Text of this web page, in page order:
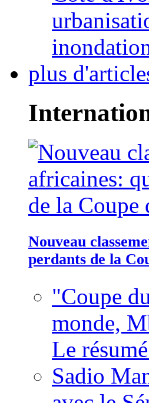
plus
Nouveau
perdants de la
"Coupe
monde,
Le
Sadio